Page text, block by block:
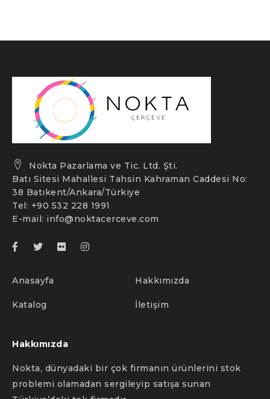
Nokta Pazarlama ve Tic. Ltd. Şti.
Batı Sitesi Mahallesi Tahsin Kahraman Caddesi No:
38 Batıkent/Ankara/Türkiye
Tel: +90 532 228 1991
E-mail: info@noktacerceve.com
Anasayfa Hakkımızda
Katalog İletişim
Hakkımızda
Nokta, dünyadaki bir çok firmanın ürünlerini stok
problemi olamadan sergileyip satışa sunan